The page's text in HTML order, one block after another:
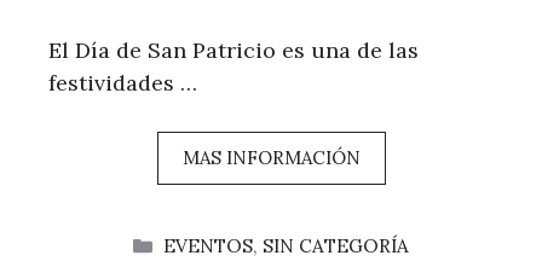
El Día de San Patricio es una de las
festividades …
MAS INFORMACIÓN
CATEGORÍAS
EVENTOS, SIN CATEGORÍA